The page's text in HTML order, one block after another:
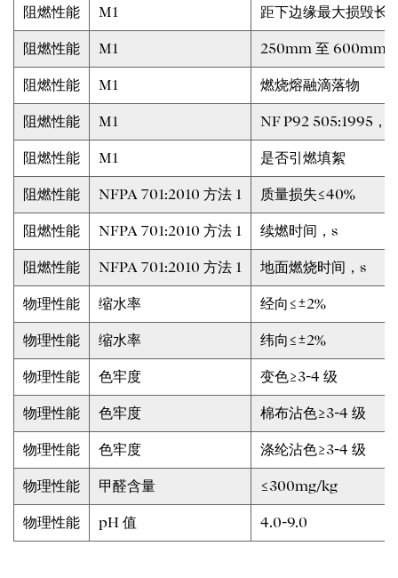
阻燃性能 M1 距下边缘最大损毁长
阻燃性能 M1 250mm 至 600mm
阻燃性能 M1 燃烧熔融滴落物
阻燃性能 M1 NF P92 505:1995，
阻燃性能 M1 是否引燃填絮
阻燃性能 NFPA 701:2010 方法 1 质量损失≤40%
阻燃性能 NFPA 701:2010 方法 1 续燃时间，s
阻燃性能 NFPA 701:2010 方法 1 地面燃烧时间，s
物理性能 缩水率 经向≤±2%
物理性能 缩水率 纬向≤±2%
物理性能 色牢度 变色≥3-4 级
物理性能 色牢度 棉布沾色≥3-4 级
物理性能 色牢度 涤纶沾色≥3-4 级
物理性能 甲醛含量 ≤300mg/kg
物理性能 pH 值 4.0-9.0